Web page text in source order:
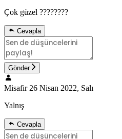
Çok güzel ????????
Cevapla
Gönder
Misafir 26 Nisan 2022, Salı
Yalnış
Cevapla